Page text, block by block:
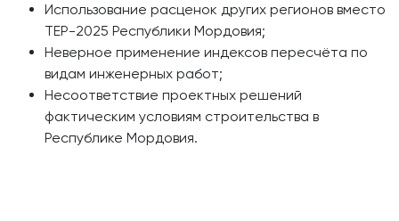
Использование расценок других регионов вместо
ТЕР-2025 Республики Мордовия;
Неверное применение индексов пересчёта по
видам инженерных работ;
Несоответствие проектных решений
фактическим условиям строительства в
Республике Мордовия.